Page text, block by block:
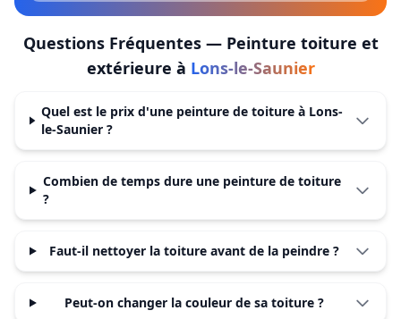
Questions Fréquentes — Peinture toiture et
extérieure à Lons-le-Saunier
Quel est le prix d'une peinture de toiture à Lons-
le-Saunier ?
Combien de temps dure une peinture de toiture
?
Faut-il nettoyer la toiture avant de la peindre ?
Peut-on changer la couleur de sa toiture ?